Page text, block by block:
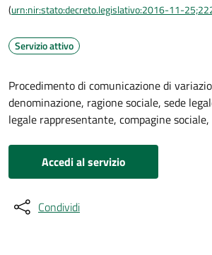
(urn:nir:stato:decreto.legislativo:2016-11-
Servizio attivo
Procedimento di comunicazione di
denominazione, ragione sociale, sede
legale rappresentante, compagine sociale,
Accedi al servizio
Condividi